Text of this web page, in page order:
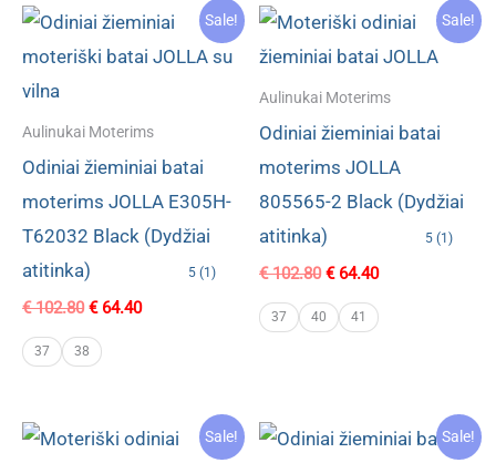
Sale!
Aulinukai Moterims
Odiniai žieminiai batai
moterims JOLLA E305H-
T62032 Black (Dydžiai
atitinka)
5 (1)
€102.80 Original
was:
€ 102.80.
€64.40Current
37 38
Sale!
Aulinukai Moterims
Odiniai žieminiai batai
moterims JOLLA
805565-2 Black (Dydžiai
atitinka)
5 (1)
€102.80 Original
was:
€ 102.80.
€64.40Current
is:
37 40 41
Sale! Sale!